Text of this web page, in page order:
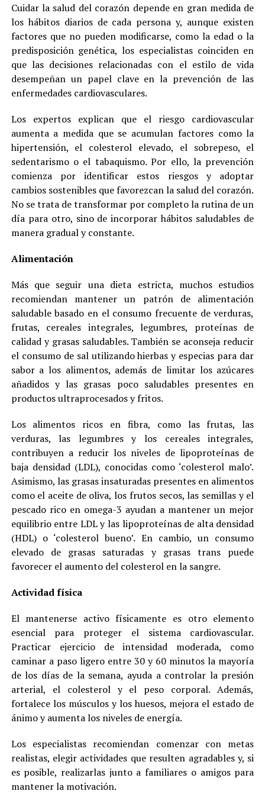
Cuidar la salud del corazón depende en gran medida de
los hábitos diarios de cada persona y, aunque existen
factores que no pueden modificarse, como la edad o la
predisposición genética, los especialistas coinciden en
que las decisiones relacionadas con el estilo de vida
desempeñan un papel clave en la prevención de las
enfermedades cardiovasculares.
Los expertos explican que el riesgo cardiovascular
aumenta a medida que se acumulan factores como la
hipertensión, el colesterol elevado, el sobrepeso, el
sedentarismo o el tabaquismo. Por ello, la prevención
comienza por identificar estos riesgos y adoptar
cambios sostenibles que favorezcan la salud del corazón.
No se trata de transformar por completo la rutina de un
día para otro, sino de incorporar hábitos saludables de
manera gradual y constante.
Alimentación
Más que seguir una dieta estricta, muchos estudios
recomiendan mantener un patrón de alimentación
saludable basado en el consumo frecuente de verduras,
frutas, cereales integrales, legumbres, proteínas de
calidad y grasas saludables. También se aconseja reducir
el consumo de sal utilizando hierbas y especias para dar
sabor a los alimentos, además de limitar los azúcares
añadidos y las grasas poco saludables presentes en
productos ultraprocesados y fritos.
Los alimentos ricos en fibra, como las frutas, las
verduras, las legumbres y los cereales integrales,
contribuyen a reducir los niveles de lipoproteínas de
baja densidad (LDL), conocidas como ‘colesterol malo’.
Asimismo, las grasas insaturadas presentes en alimentos
como el aceite de oliva, los frutos secos, las semillas y el
pescado rico en omega-3 ayudan a mantener un mejor
equilibrio entre LDL y las lipoproteínas de alta densidad
(HDL) o ‘colesterol bueno’. En cambio, un consumo
elevado de grasas saturadas y grasas trans puede
favorecer el aumento del colesterol en la sangre.
Actividad física
El mantenerse activo físicamente es otro elemento
esencial para proteger el sistema cardiovascular.
Practicar ejercicio de intensidad moderada, como
caminar a paso ligero entre 30 y 60 minutos la mayoría
de los días de la semana, ayuda a controlar la presión
arterial, el colesterol y el peso corporal. Además,
fortalece los músculos y los huesos, mejora el estado de
ánimo y aumenta los niveles de energía.
Los especialistas recomiendan comenzar con metas
realistas, elegir actividades que resulten agradables y, si
es posible, realizarlas junto a familiares o amigos para
mantener la motivación.